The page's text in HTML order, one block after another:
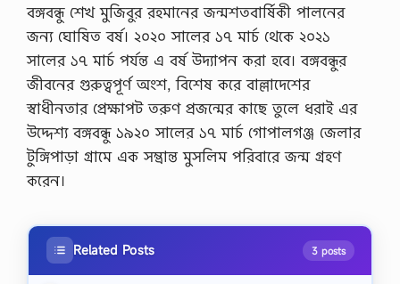
বঙ্গবন্ধু শেখ মুজিবুর রহমানের জন্মশতবার্ষিকী পালনের
জন্য ঘােষিত বর্ষ। ২০২০ সালের ১৭ মার্চ থেকে ২০২১
সালের ১৭ মার্চ পর্যন্ত এ বর্ষ উদ্যাপন করা হবে। বঙ্গবন্ধুর
জীবনের গুরুত্বপূর্ণ অংশ, বিশেষ করে বাল্লাদেশের
স্বাধীনতার প্রেক্ষাপট তরুণ প্রজন্মের কাছে তুলে ধরাই এর
উদ্দেশ্য বঙ্গবন্ধু ১৯২০ সালের ১৭ মার্চ গােপালগঞ্জ জেলার
টুঙ্গিপাড়া গ্রামে এক সম্ভ্রান্ত মুসলিম পরিবারে জন্ম গ্রহণ
করেন।
Related Posts 3 posts